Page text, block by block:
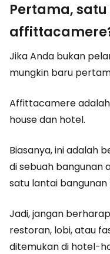
Pertama,
Jika Anda bukan
mungkin baru
Affittacamere
house dan hotel.
Biasanya, ini adalah
di sebuah bangunan
satu lantai bangunan
Jadi, jangan
restoran, lobi, atau
ditemukan di hotel-